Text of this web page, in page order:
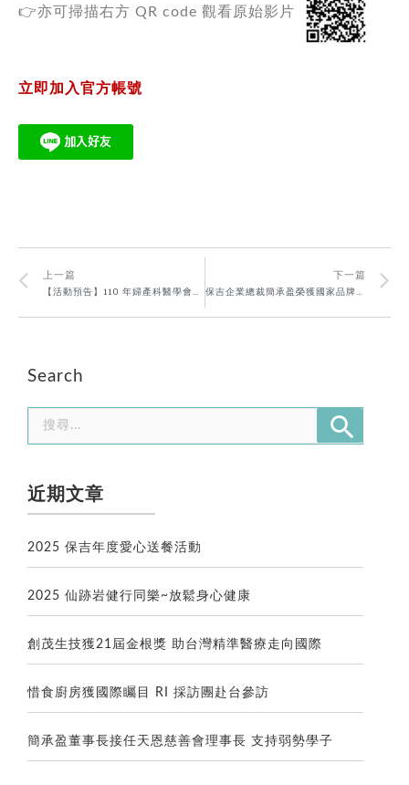
Search
近期文章
2025 保吉年度愛心送餐活動
2025 仙跡岩健行同樂~放鬆身心健康
創茂生技獲21屆金根獎 助台灣精準醫療走向國際
惜食廚房獲國際矚目 RI 採訪團赴台參訪
簡承盈董事長接任天恩慈善會理事長 支持弱勢學子
👉亦可 掃描右方 QR code 觀看原始影片
立即加入官方帳號
上一篇
【活動預告】110 年婦產科醫學會—保佳展位防疫面罩限量送
下一篇
保吉企業總裁簡承盈榮獲國家品牌玉山獎「傑出企業領導人」首獎